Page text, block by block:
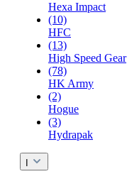
Hexa Impact
(10)
HFC
(13)
High Speed Gear
(78)
HK Army
(2)
Hogue
(3)
Hydrapak
I